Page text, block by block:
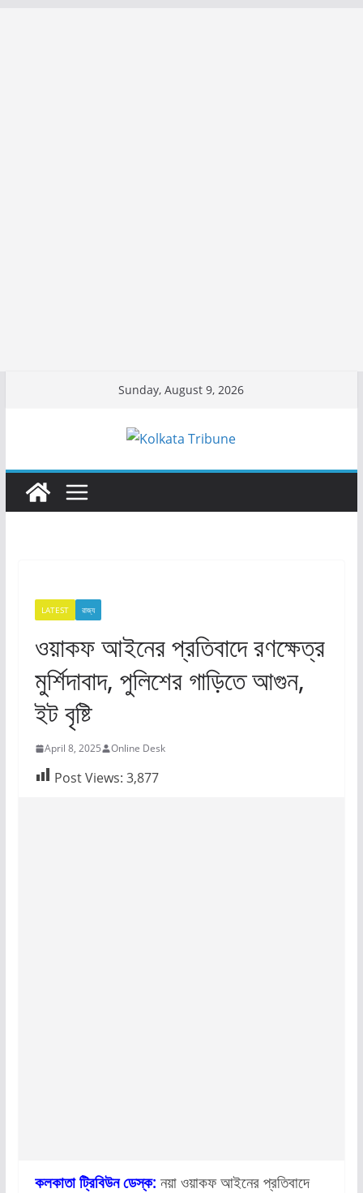
Sunday, August 9, 2026
LATEST রাজ্য​
ওয়াকফ আইনের প্রতিবাদে রণক্ষেত্র
মুর্শিদাবাদ, পুলিশের গাড়িতে আগুন,
ইট বৃষ্টি
April 8, 2025 Online Desk
Post Views: 3,877
কলকাতা ট্রিবিউন ডেস্ক: নয়া ওয়াকফ আইনের প্রতিবাদে